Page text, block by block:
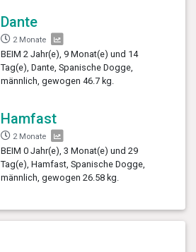
Dante
2 Monate
BEIM 2 Jahr(e), 9 Monat(e) und 14
Tag(e), Dante, Spanische Dogge,
männlich, gewogen 46.7 kg.
Hamfast
2 Monate
BEIM 0 Jahr(e), 3 Monat(e) und 29
Tag(e), Hamfast, Spanische Dogge,
männlich, gewogen 26.58 kg.